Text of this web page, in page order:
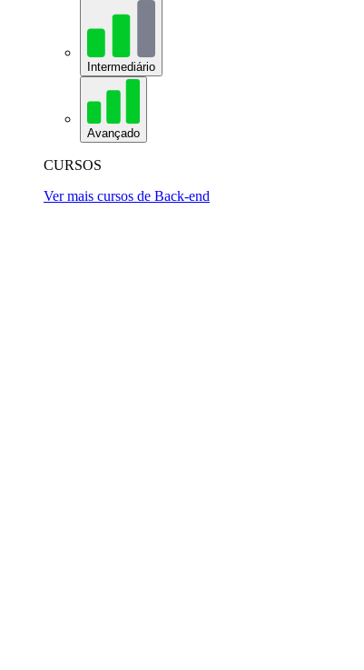
Intermediário
Avançado
CURSOS
Ver mais cursos de Back-end